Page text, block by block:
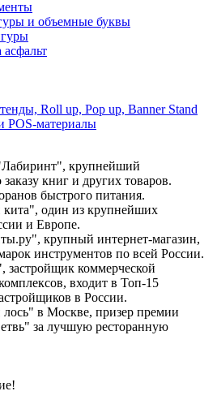
и объемные буквы
Roll up, Pop up, Banner Stand
POS-материалы
крупнейший
книг и других товаров.
быстрого питания.
один из крупнейших
и Европе.
крупный интернет-магазин,
инструментов по всей России.
коммерческой
входит в Топ-15
в России.
в Москве, призер премии
за лучшую ресторанную